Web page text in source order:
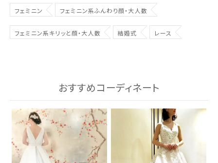
フェミニン フェミニン系ふんわり顔・大人数
フェミニン系キリッと顔・大人数 結婚式 レース
おすすめコーディネート